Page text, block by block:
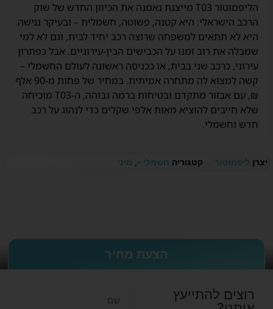
הליפמוטור T03 מייצגת נאמנה את הכיוון החדש של שוק
הרכב הישראלי: היא קטנה, פשוטה, חשמלית – ובעיקר נגישה.
היא לא תתאים למשפחה שרוצה רכב יחיד לבית, וגם לא למי
שמבלה את רוב זמנו על הכבישים הבין-עירוניים. אבל כפתרון
עירוני, כרכב שני בבית, או ככניסה ראשונה לעולם החשמלי –
קשה למצוא לה מתחרה אמיתית. במחיר של פחות מ-90 אלף
₪, עם אבזור מתקדם ובטיחות ברמה גבוהה, ה-T03 מוכיחה
שלא חייבים להוציא מאות אלפי שקלים כדי לנהוג על רכב
חדש וחשמלי.
יצרן ליפמוטור קטגוריה חשמלי -, מיני
הצעת מחיר
רוצים להתייעץ